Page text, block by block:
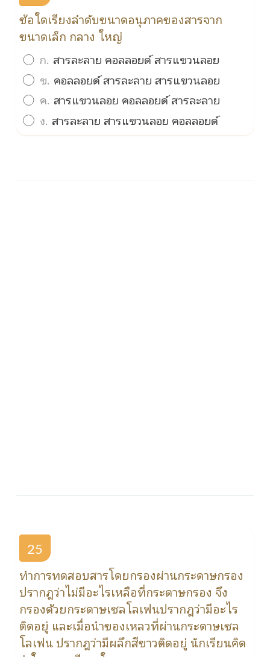
ข้อใดเรียงลำดับขนาดอนุภาคของสารจาก
ขนาดเล็ก กลาง ใหญ่
ก. สารละลาย คอลลอยด์ สารแขวนลอย
ข. คอลลอยด์ สารละลาย สารแขวนลอย
ค. สารแขวนลอย คอลลอยด์ สารละลาย
ง. สารละลาย สารแขวนลอย คอลลอยด์
25
ทำการทดสอบสารโดยกรองผ่านกระดาษกรอง
ปรากฎว่าไม่มีอะไรเหลือที่กระดาษกรอง จึง
กรองด้วยกระดาษเซลโลเฟนปรากฎว่ามีอะไร
ติดอยู่ และเมื่อนำของเหลวที่ผ่านกระดาษเซล
โลเฟน ปรากฎว่ามีผลึกสีขาวติดอยู่ นักเรียนคิด